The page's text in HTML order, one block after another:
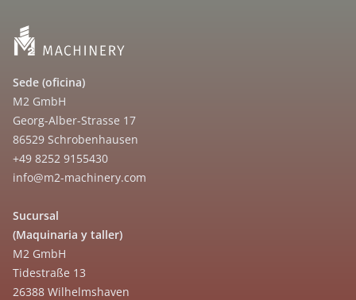
Sede (oficina)
M2 GmbH
Georg-Alber-Strasse 17
86529 Schrobenhausen
+49 8252 9155430
info@m2-machinery.com
Sucursal
(Maquinaria y taller)
M2 GmbH
Tidestraße 13
26388 Wilhelmshaven